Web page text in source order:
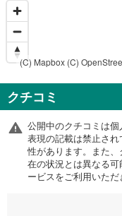
(C) Mapbox (C)
クチコミ
公開中のクチコミは
表現の記載は禁止さ
性があります。また
在の状況とは異なる
ービスをご利用いただ